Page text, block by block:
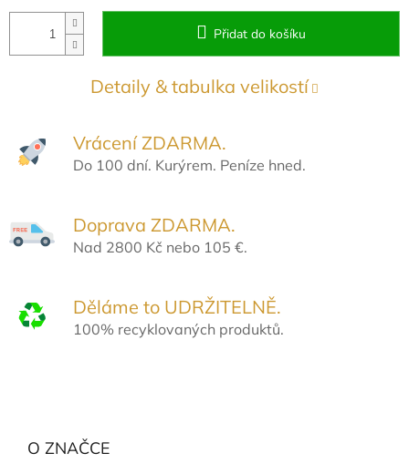
Přidat do košíku
Detaily & tabulka velikostí
Vrácení ZDARMA.
Do 100 dní. Kurýrem. Peníze hned.
Doprava ZDARMA.
Nad 2800 Kč nebo 105 €.
Děláme to UDRŽITELNĚ.
100% recyklovaných produktů.
O ZNAČCE